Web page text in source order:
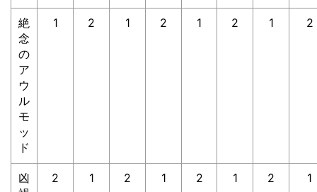
絶
念
の
ア
ウ
ル
モ
ッ
ド
1 2 1 2 1 2 1 2
凶
2 1 2 1 2 1 2 1